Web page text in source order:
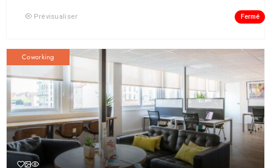
Prévisualiser Fermé
Coworking